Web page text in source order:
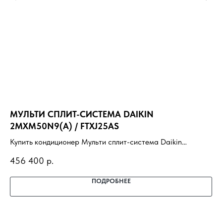
МУЛЬТИ СПЛИТ-СИСТЕМА DAIKIN
2MXM50N9(A) / FTXJ25AS
Купить кондиционер Мульти сплит-система Daikin
Подбор под помещение, доставка, профессиональный
монтаж и гарантия.
456 400 р.
ПОДРОБНЕЕ